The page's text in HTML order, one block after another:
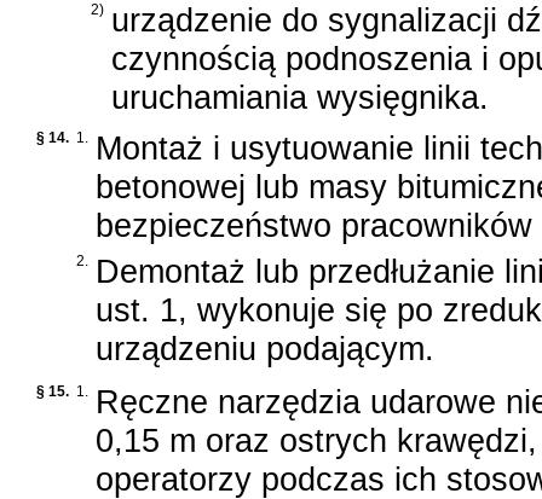
2) urządzenie do sygnalizacji
czynnością podnoszenia i
uruchamiania wysięgnika.
§ 14. 1.
Montaż i usytuowanie linii
betonowej lub masy
bezpieczeństwo
2.
Demontaż lub przedłużanie
ust. 1, wykonuje się po
urządzeniu podającym.
§ 15. 1.
Ręczne narzędzia udarowe
0,15 m oraz ostrych
operatorzy podczas ich